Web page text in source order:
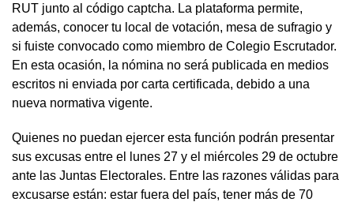
RUT junto al código captcha. La plataforma permite,
además, conocer tu local de votación, mesa de sufragio y
si fuiste convocado como miembro de Colegio Escrutador.
En esta ocasión, la nómina no será publicada en medios
escritos ni enviada por carta certificada, debido a una
nueva normativa vigente.
Quienes no puedan ejercer esta función podrán presentar
sus excusas entre el lunes 27 y el miércoles 29 de octubre
ante las Juntas Electorales. Entre las razones válidas para
excusarse están: estar fuera del país, tener más de 70